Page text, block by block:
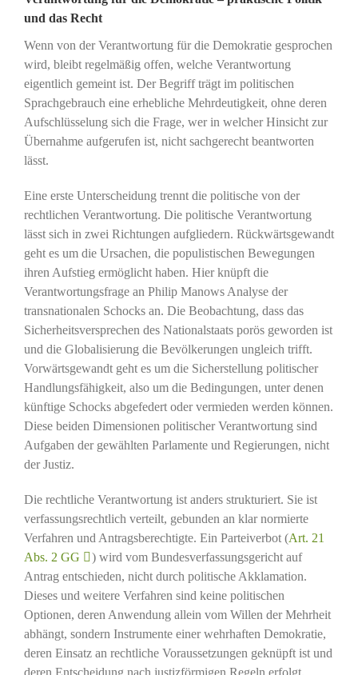
und das Recht
Wenn von der Verantwortung für die Demokratie gesprochen
wird, bleibt regelmäßig offen, welche Verantwortung
eigentlich gemeint ist. Der Begriff trägt im politischen
Sprachgebrauch eine erhebliche Mehrdeutigkeit, ohne deren
Aufschlüsselung sich die Frage, wer in welcher Hinsicht zur
Übernahme aufgerufen ist, nicht sachgerecht beantworten
lässt.
Eine erste Unterscheidung trennt die politische von der
rechtlichen Verantwortung. Die politische Verantwortung
lässt sich in zwei Richtungen aufgliedern. Rückwärtsgewandt
geht es um die Ursachen, die populistischen Bewegungen
ihren Aufstieg ermöglicht haben. Hier knüpft die
Verantwortungsfrage an Philip Manows Analyse der
transnationalen Schocks an. Die Beobachtung, dass das
Sicherheitsversprechen des Nationalstaats porös geworden ist
und die Globalisierung die Bevölkerungen ungleich trifft.
Vorwärtsgewandt geht es um die Sicherstellung politischer
Handlungsfähigkeit, also um die Bedingungen, unter denen
künftige Schocks abgefedert oder vermieden werden können.
Diese beiden Dimensionen politischer Verantwortung sind
Aufgaben der gewählten Parlamente und Regierungen, nicht
der Justiz.
Die rechtliche Verantwortung ist anders strukturiert. Sie ist
verfassungsrechtlich verteilt, gebunden an klar normierte
Verfahren und Antragsberechtigte. Ein Parteiverbot (Art. 21
Abs. 2 GG
) wird vom Bundesverfassungsgericht auf
Antrag entschieden, nicht durch politische Akklamation.
Dieses und weitere Verfahren sind keine politischen
Optionen, deren Anwendung allein vom Willen der Mehrheit
abhängt, sondern Instrumente einer wehrhaften Demokratie,
deren Einsatz an rechtliche Voraussetzungen geknüpft ist und